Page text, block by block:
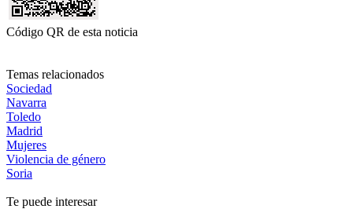
Código QR de esta noticia
Temas relacionados
Sociedad
Navarra
Toledo
Madrid
Mujeres
Violencia de género
Soria
Te puede interesar